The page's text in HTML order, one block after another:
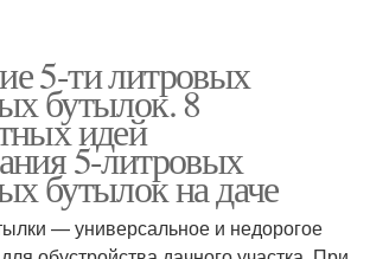
5-ти литровых
бутылок. 8
идей
5-литровых
бутылок на даче
— универсальное и недорогое